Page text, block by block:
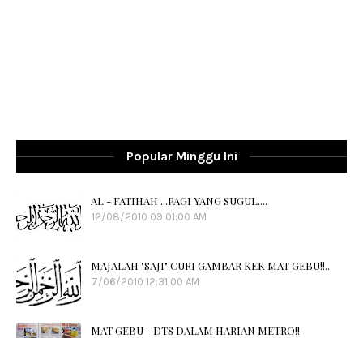
Popular Minggu Ini
AL - FATIHAH ...PAGI YANG SUGUL....
12/08/2010 09:01:00 AM
MAJALAH "SAJI" CURI GAMBAR KEK MAT GEBU!!..
7/06/2010 12:31:00 AM
MAT GEBU - DTS DALAM HARIAN METRO!!